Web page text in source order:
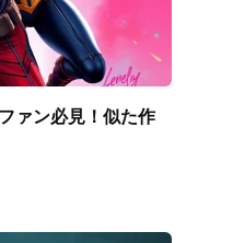
ァン必見！似た作